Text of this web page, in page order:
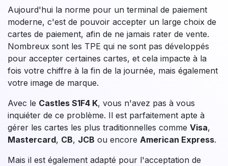
Aujourd'hui la norme pour un terminal de paiement
moderne, c'est de pouvoir accepter un large choix de
cartes de paiement, afin de ne jamais rater de vente.
Nombreux sont les TPE qui ne sont pas développés
pour accepter certaines cartes, et cela impacte à la
fois votre chiffre à la fin de la journée, mais également
votre image de marque.
Avec le Castles S1F4 K, vous n'avez pas à vous
inquiéter de ce problème. Il est parfaitement apte à
gérer les cartes les plus traditionnelles comme Visa,
Mastercard, CB, JCB ou encore American Express.
Mais il est également adapté pour l'acceptation de